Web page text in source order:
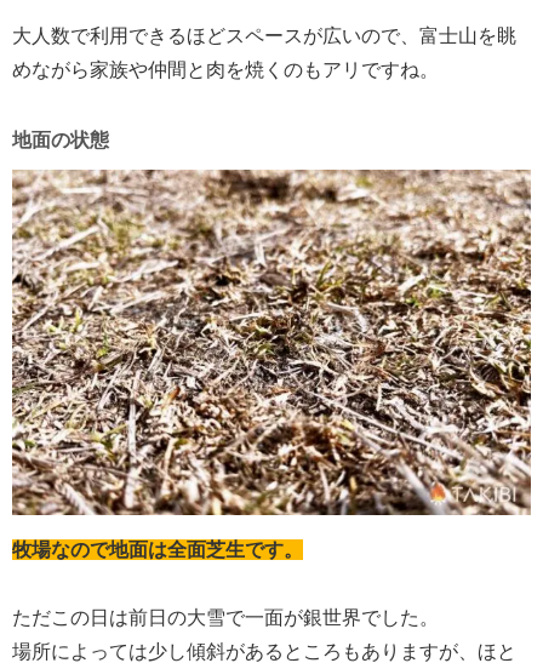
大人数で利用できるほどスペースが広いので、富士山を眺
めながら家族や仲間と肉を焼くのもアリですね。
地面の状態
牧場なので地面は全面芝生です。
ただこの日は前日の大雪で一面が銀世界でした。
場所によっては少し傾斜があるところもありますが、ほと